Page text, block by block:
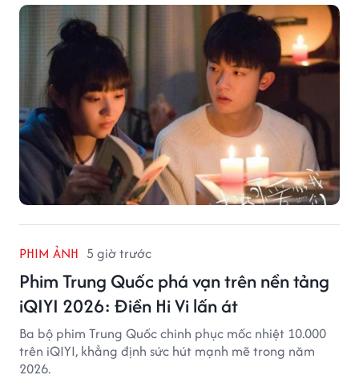
PHIM ẢNH 5 giờ trước
Phim Trung Quốc phá vạn trên nền tảng
iQIYI 2026: Điền Hi Vi lấn át
Ba bộ phim Trung Quốc chinh phục mốc nhiệt 10.000
trên iQIYI, khẳng định sức hút mạnh mẽ trong năm
2026.